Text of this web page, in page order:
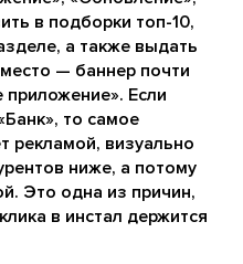
в подборки топ-10,
а также выдать
— баннер почти
приложение». Если
то самое
рекламой, визуально
ниже, а потому
Это одна из причин,
в инстал держится